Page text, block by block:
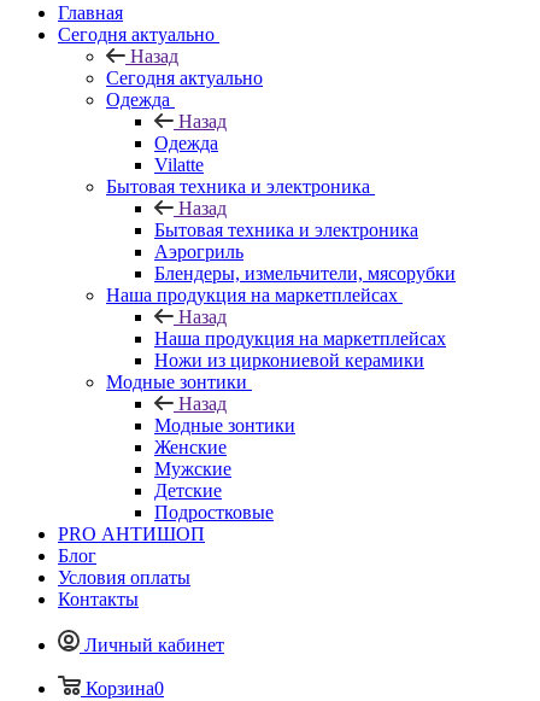
Главная
Сегодня актуально
Назад
Сегодня актуально
Одежда
Назад
Одежда
Vilatte
Бытовая техника и электроника
Назад
Бытовая техника и электроника
Аэрогриль
Блендеры, измельчители, мясорубки
Наша продукция на маркетплейсах
Назад
Наша продукция на маркетплейсах
Ножи из циркониевой керамики
Модные зонтики
Назад
Модные зонтики
Женские
Мужские
Детские
Подростковые
PRO АНТИШОП
Блог
Условия оплаты
Контакты
Личный кабинет
Корзина0